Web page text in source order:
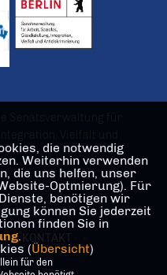
Senatsverwaltung für
die notwendig
Weiterhin verwenden
die uns helfen, unser
Optmierung). Für
benötigen wir
können Sie jederzeit
finden Sie in
.
(Übersicht)
für den